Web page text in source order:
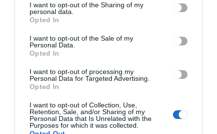
I want to opt-out of the Sharing of my
personal data.
Opted In
I want to opt-out of the Sale of my
Personal Data.
Opted In
I want to opt-out of processing my
Personal Data for Targeted Advertising.
Opted In
I want to opt-out of Collection, Use,
Retention, Sale, and/or Sharing of my
Personal Data that Is Unrelated with the
Purposes for which it was collected.
HÍRLISTA
Tájékoztató és oltási
kampányt indított a Kovászna
megyei közegészségügyi
igazgatóság